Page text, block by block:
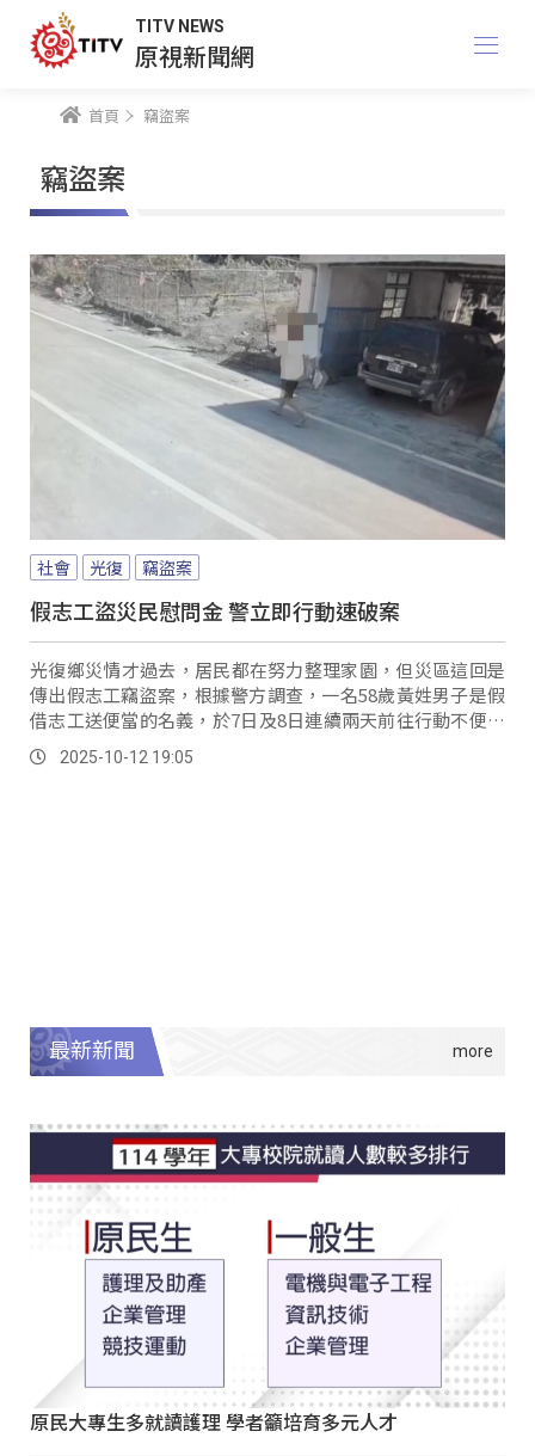
TITV NEWS
原視新聞網
首頁 竊盜案
竊盜案
社會 光復 竊盜案
假志工盜災民慰問金 警立即行動速破案
光復鄉災情才過去，居民都在努力整理家園，但災區這回是
傳出假志工竊盜案，根據警方調查，一名58歲黃姓男子是假
借志工送便當的名義，於7日及8日連續兩天前往行動不便的
被害人家中，並發現被害人包包有縣府及善心團發放的慰問
金，就趁人不備下手行竊高達13萬元的救命錢。
2025-10-12 19:05
最新新聞
原民大專生多就讀護理 學者籲培育多元人才